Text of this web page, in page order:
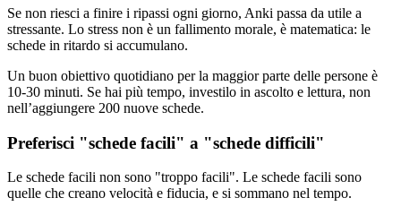
Se non riesci a finire i ripassi ogni giorno, Anki passa da utile a
stressante. Lo stress non è un fallimento morale, è matematica: le
schede in ritardo si accumulano.
Un buon obiettivo quotidiano per la maggior parte delle persone è
10-30 minuti. Se hai più tempo, investilo in ascolto e lettura, non
nell’aggiungere 200 nuove schede.
Preferisci "schede facili" a "schede difficili"
Le schede facili non sono "troppo facili". Le schede facili sono
quelle che creano velocità e fiducia, e si sommano nel tempo.